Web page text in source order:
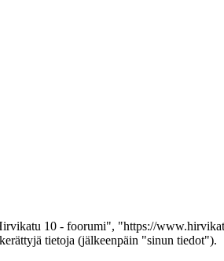
10 - foorumi", "https://
tietoja (jälkeenpäin "sinun tiedot").